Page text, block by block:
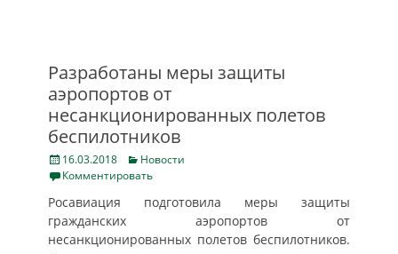
Разработаны меры защиты
аэропортов от
несанкционированных полетов
беспилотников
Posted
on
16.03.2018 Categories
Новости
Комментировать
Росавиация подготовила меры защиты
гражданских аэропортов от
несанкционированных полетов беспилотников.